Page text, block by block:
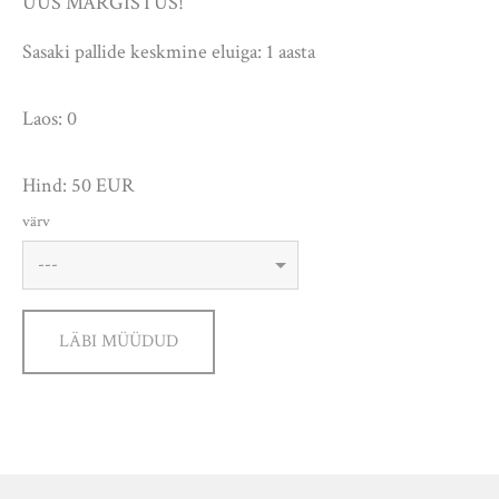
Sasaki pallide keskmine eluiga: 1 aasta
Laos: 0
Hind: 50 EUR
värv
LÄBI MÜÜDUD